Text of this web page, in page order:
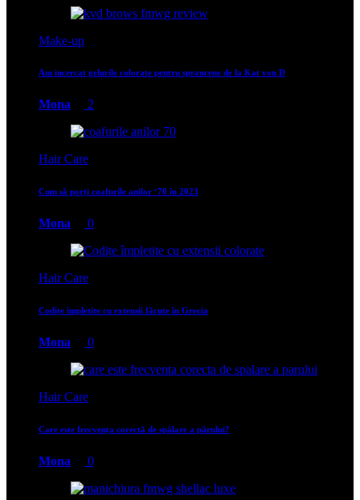
Make-up
Am incercat gelurile colorate pentru sprancene de la Kat von D
Mona 2
Hair Care
Cum să porți coafurile anilor ‘70 în 2023
Mona 0
Hair Care
Codițe împletite cu extensii făcute în Grecia
Mona 0
Hair Care
Care este frecvența corectă de spălare a părului?
Mona 0